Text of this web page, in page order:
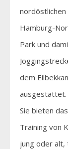
Hamburg-
Park und
dem
ausgestattet.
Sie bieten
Training von
jung oder